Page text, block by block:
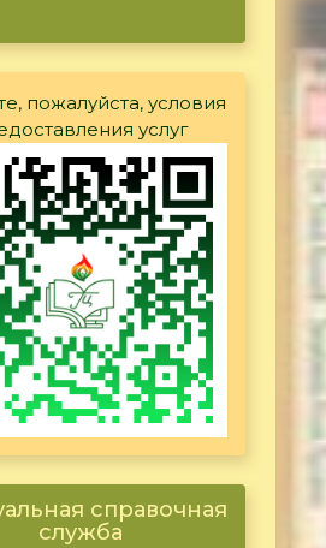
пожалуйста, условия
услуг
справочная
служба